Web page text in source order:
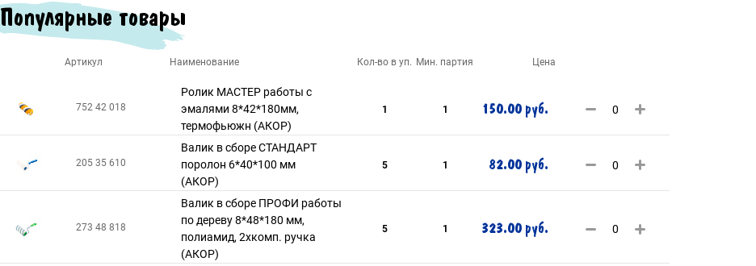
Популярные товары
Артикул Наименование Кол-во в уп. Мин. партия Цена
752 42 018
Ролик МАСТЕР работы с
эмалями 8*42*180мм,
термофьюжн (АКОР)
1 1 150.00 руб.
205 35 610
Валик в сборе СТАНДАРТ
поролон 6*40*100 мм
(АКОР)
5 1 82.00 руб.
273 48 818
Валик в сборе ПРОФИ работы
по дереву 8*48*180 мм,
полиамид, 2хкомп. ручка
(АКОР)
5 1 323.00 руб.